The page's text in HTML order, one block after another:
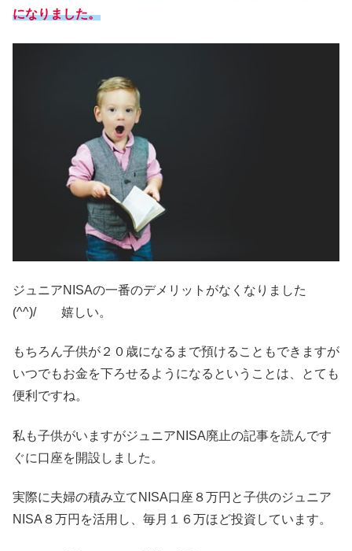
になりました。
ジュニアNISAの一番のデメリットがなくなりました
(^^)/ 嬉しい。
もちろん子供が２０歳になるまで預けることもできますが
いつでもお金を下ろせるようになるということは、とても
便利ですね。
私も子供がいますがジュニアNISA廃止の記事を読んです
ぐに口座を開設しました。
実際に夫婦の積み立てNISA口座８万円と子供のジュニア
NISA８万円を活用し、毎月１６万ほど投資しています。